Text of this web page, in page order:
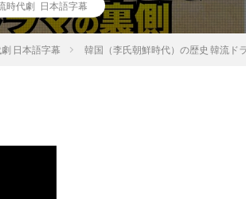
時代劇 日本語字幕
日本語字幕 韓国（李氏朝鮮時代）の歴史 韓流ド